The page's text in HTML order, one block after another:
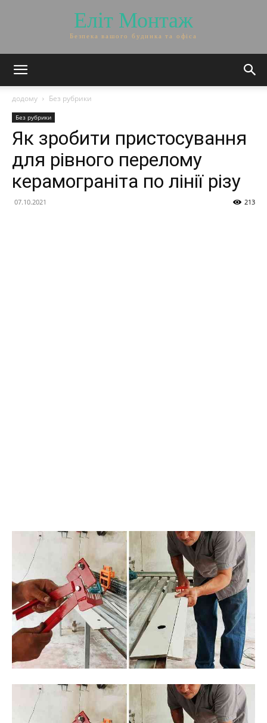
Еліт Монтаж
Безпека вашого будинка та офіса
додому Без рубрики
Без рубрики
Як зробити пристосування
для рівного перелому
керамограніта по лінії різу
07.10.2021 213